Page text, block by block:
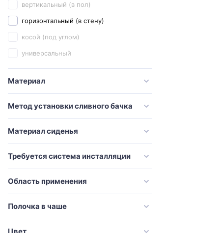
Creavit
Creo Ceramique
Delice
Esbano
Excellent
Globo
Gural Vit
Gustavsberg
вертикальный (в пол)
горизонтальный (в стену)
косой (под углом)
универсальный
Материал
Метод установки сливного бачка
Материал сиденья
Требуется система инсталляции
Область применения
Полочка в чаше